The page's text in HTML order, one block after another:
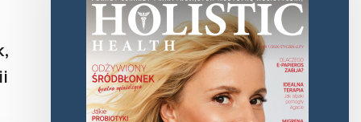
Uzależnienia
Wysoki cholesterol
Zaburzenia hormonalne
Zaburzenia odżywiania
Zaburzenia pamięci i
Świat wokół nas
Uroda i pielęgnacja
Wywiady i opinie